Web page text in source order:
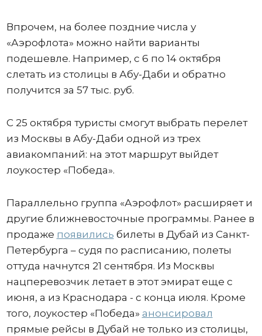
Впрочем, на более поздние числа у
«Аэрофлота» можно найти варианты
подешевле. Например, с 6 по 14 октября
слетать из столицы в Абу-Даби и обратно
получится за 57 тыс. руб.
С 25 октября туристы смогут выбрать перелет
из Москвы в Абу-Даби одной из трех
авиакомпаний: на этот маршрут выйдет
лоукостер «Победа».
Параллельно группа «Аэрофлот» расширяет и
другие ближневосточные программы. Ранее в
продаже появились билеты в Дубай из Санкт-
Петербурга – судя по расписанию, полеты
оттуда начнутся 21 сентября. Из Москвы
нацперевозчик летает в этот эмират еще с
июня, а из Краснодара - с конца июля. Кроме
того, лоукостер «Победа» анонсировал
прямые рейсы в Дубай не только из столицы,